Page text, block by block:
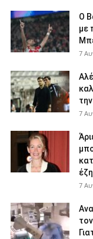
Ο
με
7
7
7